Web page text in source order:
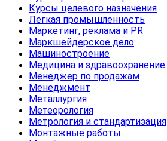
Курсы целевого назначения
Легкая промышленность
Маркетинг, реклама и PR
Маркшейдерское дело
Машиностроение
Медицина и здравоохранение
Менеджер по продажам
Менеджмент
Металлургия
Метеорология
Метрология и стандартизация
Монтажные работы